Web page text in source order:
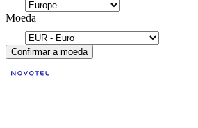
Moeda
Confirmar a moeda